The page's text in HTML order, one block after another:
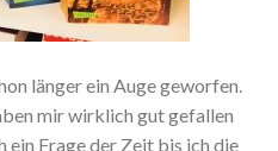
länger ein Auge geworfen.
mir wirklich gut gefallen
ein Frage der Zeit bis ich die